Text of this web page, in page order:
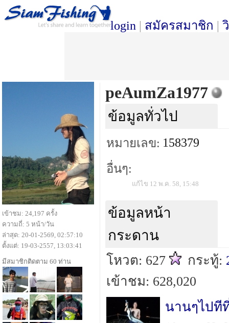
login | สมัครสมาชิก |
peAumZa1977
ข้อมูลทั่วไป
หมายเลข: 158379
อื่นๆ:
แก้ไข 12 พ.ค. 58, 15:48
ข้อมูลหน้า
กระดาน
โหวต: 627 กระทู้:
เข้าชม: 628,020
นานๆไปที
เข้าชม: 24,197 ครั้ง
ความถี่: 5 หน้า/วัน
ล่าสุด: 20-01-2569, 02:57:10
ตั้งแต่: 19-03-2557, 13:03:41
มีสมาชิกติดตาม 60 ท่าน